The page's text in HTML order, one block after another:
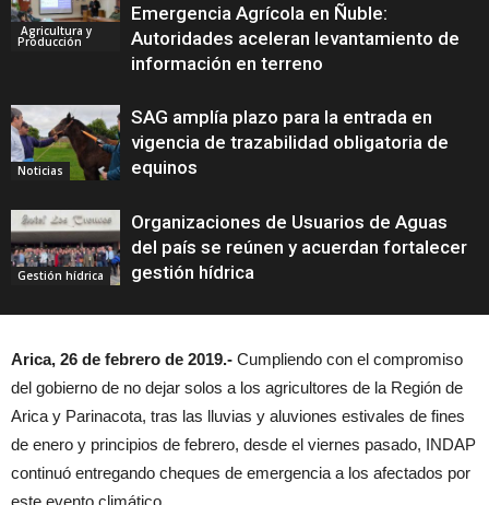
Agricultura y
Producción
Emergencia Agrícola en Ñuble:
Autoridades aceleran levantamiento de
información en terreno
Noticias
SAG amplía plazo para la entrada en
vigencia de trazabilidad obligatoria de
equinos
Gestión hídrica
Organizaciones de Usuarios de Aguas
del país se reúnen y acuerdan fortalecer
gestión hídrica
Arica, 26 de febrero de 2019.- Cumpliendo con el compromiso
del gobierno de no dejar solos a los agricultores de la Región de
Arica y Parinacota, tras las lluvias y aluviones estivales de fines
de enero y principios de febrero, desde el viernes pasado, INDAP
continuó entregando cheques de emergencia a los afectados por
este evento climático.